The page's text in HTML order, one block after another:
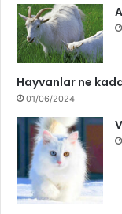
Hayvanlar ne
01/06/2024